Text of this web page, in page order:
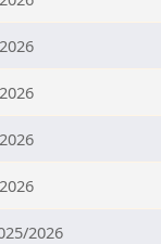
2026